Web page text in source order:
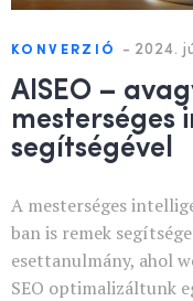
KONVERZIÓ - 2024.
AISEO –
mesterséges
segítségével
A mesterséges
ban is remek
esettanulmány, ahol
SEO optimalizáltunk